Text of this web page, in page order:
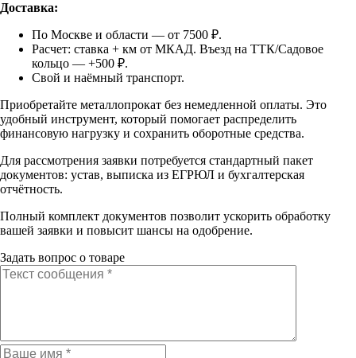
Доставка:
По Москве и области — от 7500 ₽.
Расчет: ставка + км от МКАД. Въезд на ТТК/Садовое
кольцо — +500 ₽.
Свой и наёмный транспорт.
Приобретайте металлопрокат без немедленной оплаты. Это
удобный инструмент, который помогает распределить
финансовую нагрузку и сохранить оборотные средства.
Для рассмотрения заявки потребуется стандартный пакет
документов: устав, выписка из ЕГРЮЛ и бухгалтерская
отчётность.
Полный комплект документов позволит ускорить обработку
вашей заявки и повысит шансы на одобрение.
Задать вопрос о товаре